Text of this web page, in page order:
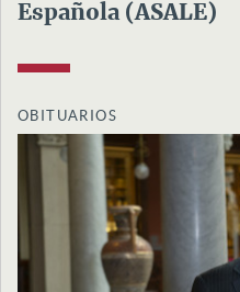
Española (ASALE)
OBITUARIOS